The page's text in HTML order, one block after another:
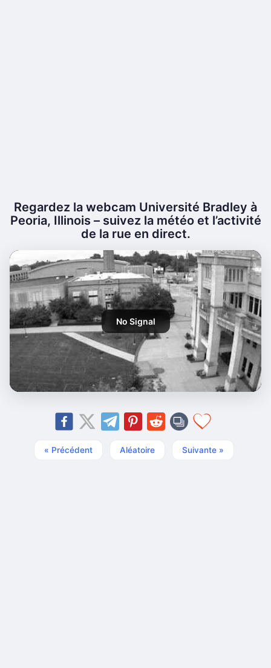
Regardez la webcam Université Bradley à
Peoria, Illinois – suivez la météo et l’activité
de la rue en direct.
No Signal
« Précédent Aléatoire Suivante »